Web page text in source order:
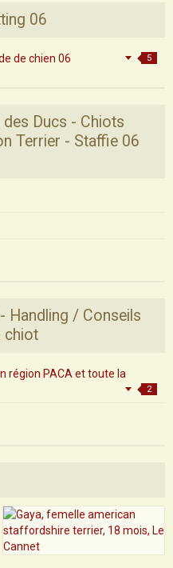
06
de chien 06 5
des Ducs - Chiots
Terrier - Staffie 06
Handling / Conseils
chiot
région PACA et toute la
2